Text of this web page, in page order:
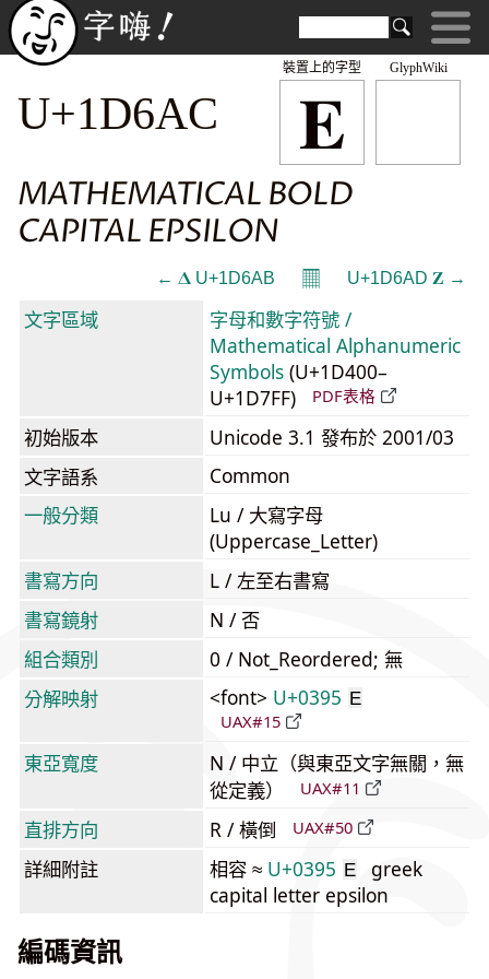
GlyphWiki
𝚬
裝置上的字型
U+1D6AC
MATHEMATICAL BOLD
CAPITAL EPSILON
← 𝚫 U+1D6AB 𝄜 U+1D6AD 𝚭 →
文字區域
字母和數字符號 /
Mathematical Alphanumeric
Symbols (U+1D400–
U+1D7FF)
PDF表格
初始版本
Unicode 3.1 發布於 2001/03
文字語系
Common
一般分類
Lu / 大寫字母
(Uppercase_Letter)
書寫方向
L / 左至右書寫
書寫鏡射
N / 否
組合類別
0 / Not_Reordered; 無
分解映射
<font> U+0395 Ε
UAX#15
東亞寬度
N / 中立（與東亞文字無關，無
從定義）
UAX#11
直排方向 R / 橫倒 UAX#50
詳細附註 相容 ≈ U+0395 Ε
greek
capital letter epsilon
編碼資訊